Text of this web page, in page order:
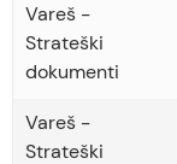
Vareš -
Strateški
dokumenti
Vareš -
Strateški